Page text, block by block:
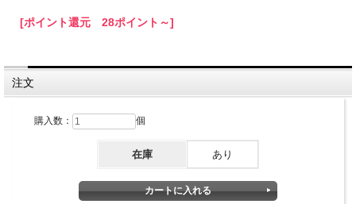
[ポイント還元 28ポイント～]
注文
購入数： 個
在庫 あり